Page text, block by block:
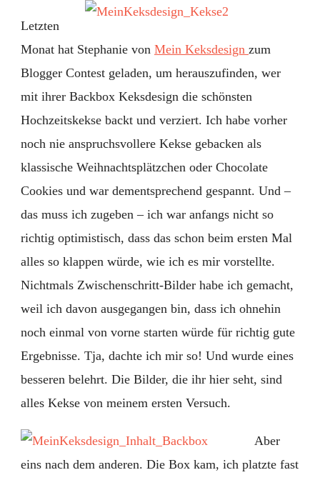
Letzten
Monat hat Stephanie von Mein Keksdesign zum
Blogger Contest geladen, um herauszufinden, wer
mit ihrer Backbox Keksdesign die schönsten
Hochzeitskekse backt und verziert. Ich habe vorher
noch nie anspruchsvollere Kekse gebacken als
klassische Weihnachtsplätzchen oder Chocolate
Cookies und war dementsprechend gespannt. Und –
das muss ich zugeben – ich war anfangs nicht so
richtig optimistisch, dass das schon beim ersten Mal
alles so klappen würde, wie ich es mir vorstellte.
Nichtmals Zwischenschritt-Bilder habe ich gemacht,
weil ich davon ausgegangen bin, dass ich ohnehin
noch einmal von vorne starten würde für richtig gute
Ergebnisse. Tja, dachte ich mir so! Und wurde eines
besseren belehrt. Die Bilder, die ihr hier seht, sind
alles Kekse von meinem ersten Versuch.
Aber
eins nach dem anderen. Die Box kam, ich platzte fast